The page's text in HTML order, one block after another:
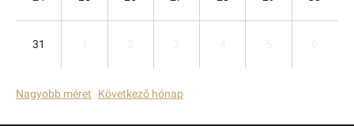
31
Nagyobb méret Következő hónap